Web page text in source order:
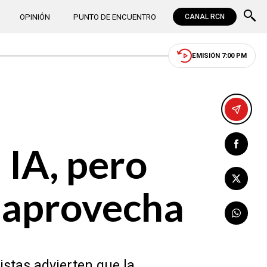
OPINIÓN PUNTO DE ENCUENTRO CANAL RCN
EMISIÓN 7:00 PM
IA, pero